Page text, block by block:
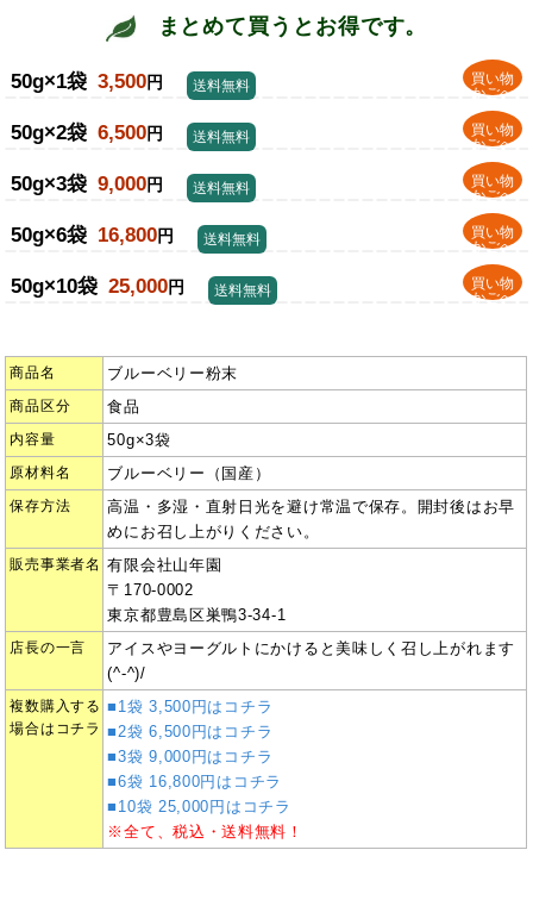
まとめて買うとお得です。
50g×1袋 3,500円
買い物
かごへ
送料無料
50g×2袋 6,500円
買い物
かごへ
送料無料
50g×3袋 9,000円
買い物
かごへ
送料無料
50g×6袋 16,800円
買い物
かごへ
送料無料
50g×10袋 25,000円
買い物
かごへ
送料無料
商品名 ブルーベリー粉末
商品区分 食品
内容量 50g×3袋
原材料名 ブルーベリー（国産）
保存方法
高温・多湿・直射日光を避け常温で保存。開封後はお早
めにお召し上がりください。
販売事業者名
有限会社山年園
〒170-0002
東京都豊島区巣鴨3-34-1
店長の一言
アイスやヨーグルトにかけると美味しく召し上がれます
(^-^)/
複数購入する
場合はコチラ
■1袋 3,500円はコチラ
■2袋 6,500円はコチラ
■3袋 9,000円はコチラ
■6袋 16,800円はコチラ
■10袋 25,000円はコチラ
※全て、税込・送料無料！